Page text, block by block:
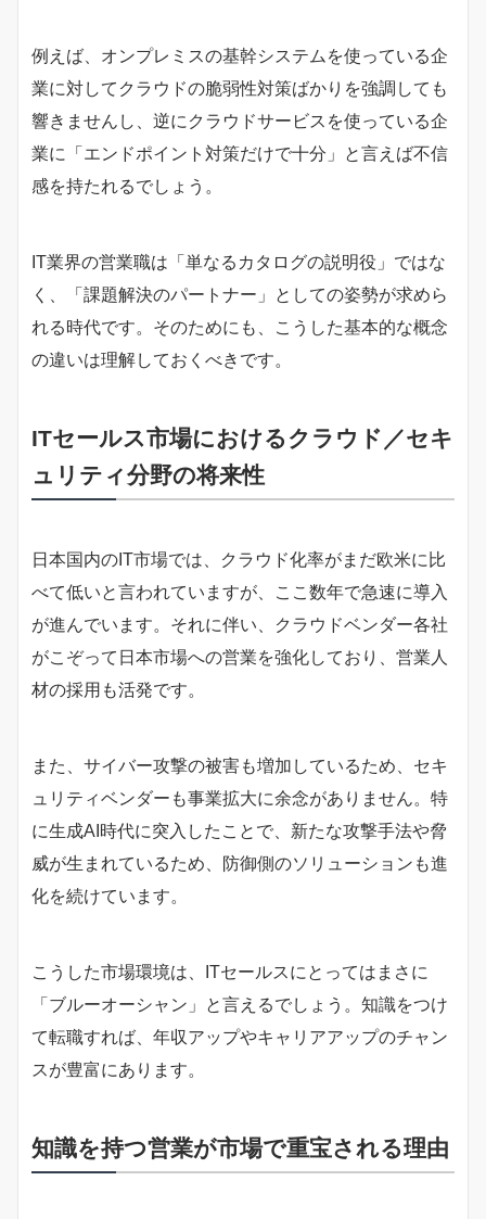
例えば、オンプレミスの基幹システムを使っている企
業に対してクラウドの脆弱性対策ばかりを強調しても
響きませんし、逆にクラウドサービスを使っている企
業に「エンドポイント対策だけで十分」と言えば不信
感を持たれるでしょう。
IT業界の営業職は「単なるカタログの説明役」ではな
く、「課題解決のパートナー」としての姿勢が求めら
れる時代です。そのためにも、こうした基本的な概念
の違いは理解しておくべきです。
ITセールス市場におけるクラウド／セキ
ュリティ分野の将来性
日本国内のIT市場では、クラウド化率がまだ欧米に比
べて低いと言われていますが、ここ数年で急速に導入
が進んでいます。それに伴い、クラウドベンダー各社
がこぞって日本市場への営業を強化しており、営業人
材の採用も活発です。
また、サイバー攻撃の被害も増加しているため、セキ
ュリティベンダーも事業拡大に余念がありません。特
に生成AI時代に突入したことで、新たな攻撃手法や脅
威が生まれているため、防御側のソリューションも進
化を続けています。
こうした市場環境は、ITセールスにとってはまさに
「ブルーオーシャン」と言えるでしょう。知識をつけ
て転職すれば、年収アップやキャリアアップのチャン
スが豊富にあります。
知識を持つ営業が市場で重宝される理由